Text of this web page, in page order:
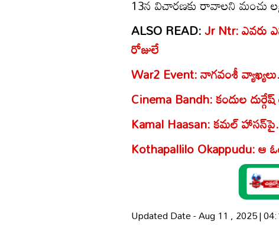
13న విచారణకు రావాలని మంచు
ALSO READ:Jr Ntr: ఎవరు
రోజులే
War2 Event: నాగ‌వంశీ
Cinema Bandh: కందుల
Kamal Haasan: కమల్
Kothapallilo Okappudu:
Updated Date - Aug 11 , 2025 |